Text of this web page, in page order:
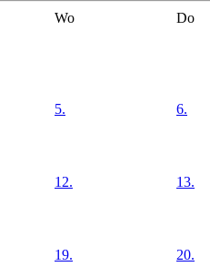
Wo Do
5. 6.
12. 13.
19. 20.